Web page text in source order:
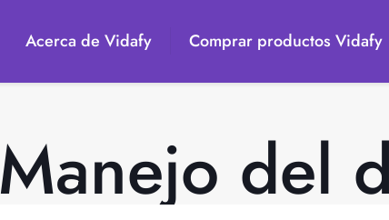
Acerca de Vidafy Comprar productos Vidafy
Manejo del